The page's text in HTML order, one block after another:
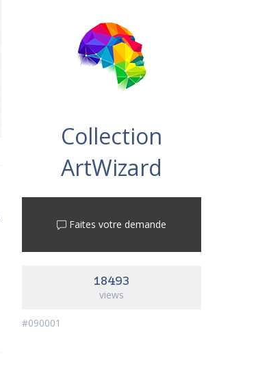
Collection
ArtWizard
Faites votre demande
18493
views
#090001